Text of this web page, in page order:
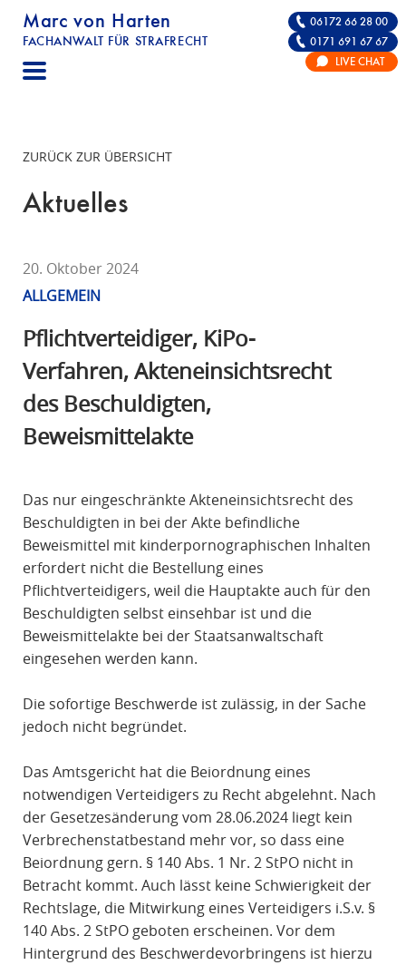
Marc von Harten
FACHANWALT FÜR STRAFRECHT
STRAFRECHT | RECHTSANWALT FÜR DIE
06172 66 28 00
0171 691 67 67
LIVE CHAT
ZURÜCK ZUR ÜBERSICHT
Aktuelles
20. Oktober 2024
ALLGEMEIN
Pflichtverteidiger, KiPo-
Verfahren, Akteneinsichtsrecht
des Beschuldigten,
Beweismittelakte
Das nur eingeschränkte Akteneinsichtsrecht des
Beschuldigten in bei der Akte befindliche
Beweismittel mit kinderpornographischen Inhalten
erfordert nicht die Bestellung eines
Pflichtverteidigers, weil die Hauptakte auch für den
Beschuldigten selbst einsehbar ist und die
Beweismittelakte bei der Staatsanwaltschaft
eingesehen werden kann.
Die sofortige Beschwerde ist zulässig, in der Sache
jedoch nicht begründet.
Das Amtsgericht hat die Beiordnung eines
notwendigen Verteidigers zu Recht abgelehnt. Nach
der Gesetzesänderung vom 28.06.2024 liegt kein
Verbrechenstatbestand mehr vor, so dass eine
Beiordnung gern. § 140 Abs. 1 Nr. 2 StPO nicht in
Betracht kommt. Auch lässt keine Schwierigkeit der
Rechtslage, die Mitwirkung eines Verteidigers i.S.v. §
140 Abs. 2 StPO geboten erscheinen. Vor dem
Hintergrund des Beschwerdevorbringens ist hierzu